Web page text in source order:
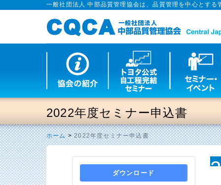
一般社団法人 中部品質管理協会は、品質管理を中心とす
2022年度セミナー申込書
ホーム>2022年度セミナー申込書
ダウンロード